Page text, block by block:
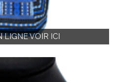
LIGNE VOIR ICI